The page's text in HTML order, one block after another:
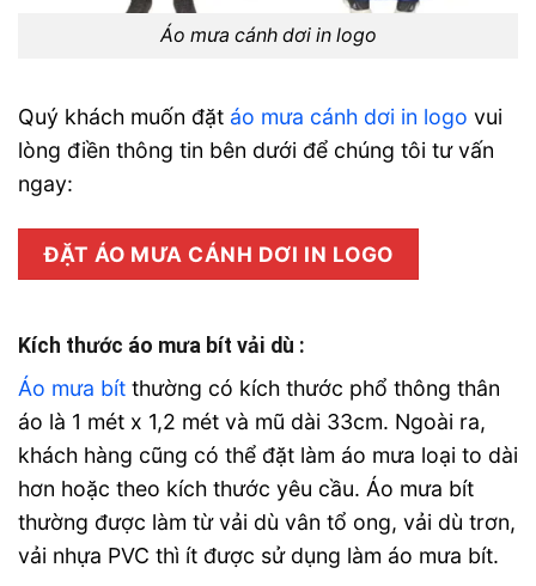
Áo mưa cánh dơi in logo
Quý khách muốn đặt áo mưa cánh dơi in logo vui
lòng điền thông tin bên dưới để chúng tôi tư vấn
ngay:
ĐẶT ÁO MƯA CÁNH DƠI IN LOGO
Kích thước áo mưa bít vải dù :
Áo mưa bít thường có kích thước phổ thông thân
áo là 1 mét x 1,2 mét và mũ dài 33cm. Ngoài ra,
khách hàng cũng có thể đặt làm áo mưa loại to dài
hơn hoặc theo kích thước yêu cầu. Áo mưa bít
thường được làm từ vải dù vân tổ ong, vải dù trơn,
vải nhựa PVC thì ít được sử dụng làm áo mưa bít.